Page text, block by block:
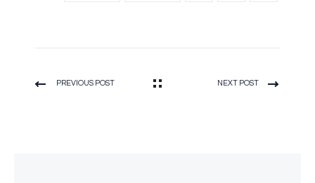
PREVIOUS POST NEXT POST